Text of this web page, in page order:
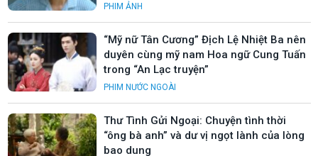
PHIM ẢNH
“Mỹ nữ Tân Cương” Địch Lệ Nhiệt Ba nên
duyên cùng mỹ nam Hoa ngữ Cung Tuấn
trong “An Lạc truyện”
PHIM NƯỚC NGOÀI
Thư Tình Gửi Ngoại: Chuyện tình thời
“ông bà anh” và dư vị ngọt lành của lòng
bao dung